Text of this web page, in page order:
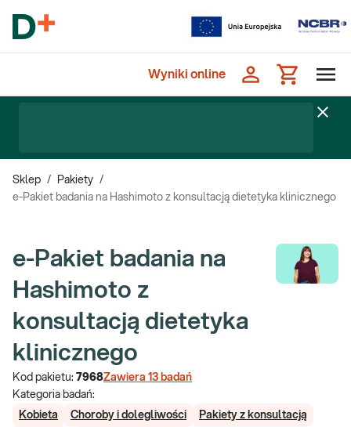
Wyniki online
Sklep / Pakiety /
e-Pakiet badania na Hashimoto z konsultacją dietetyka klinicznego
e-Pakiet badania na
Hashimoto z
konsultacją dietetyka
klinicznego
Kod pakietu: 7968Zawiera 13 badań
Kategoria badań:
Kobieta
Choroby i dolegliwości Pakiety z konsultacją